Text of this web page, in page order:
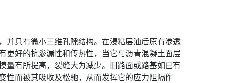
并具有微小三维孔隙结构。在浸粘层油后原有渗透
更好的抗渗漏性和传热性，当它与沥青混凝土面层
量有所提高，裂缝大为减少。旧路面或路基如已有
性而被其吸收及松驰，从而发挥它的应力阻隔作